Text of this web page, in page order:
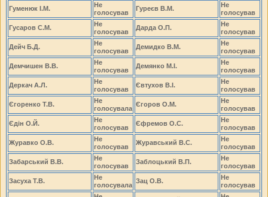
Гуменюк І.М.
Не
голосував
Гуреєв В.М.
Не
голосував
Гусаров С.М.
Не
голосував
Дарда О.П.
Не
голосував
Дейч Б.Д.
Не
голосував
Демидко В.М.
Не
голосував
Демчишен В.В.
Не
голосував
Демянко М.І.
Не
голосував
Деркач А.Л.
Не
голосував
Євтухов В.І.
Не
голосував
Єгоренко Т.В.
Не
голосувала
Єгоров О.М.
Не
голосував
Єдін О.Й.
Не
голосував
Єфремов О.С.
Не
голосував
Журавко О.В.
Не
голосував
Журавський В.С.
Не
голосував
Забарський В.В.
Не
голосував
Заблоцький В.П.
Не
голосував
Засуха Т.В.
Не
голосувала
Зац О.В.
Не
голосував